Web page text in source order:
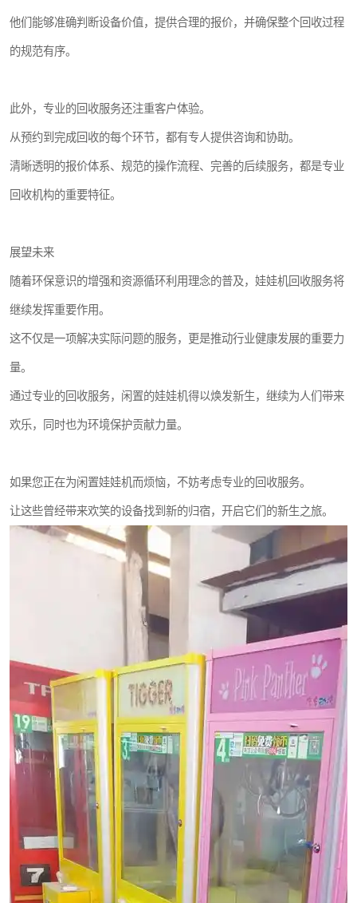
他们能够准确判断设备价值，提供合理的报价，并确保整个回收过程
的规范有序。
此外，专业的回收服务还注重客户体验。
从预约到完成回收的每个环节，都有专人提供咨询和协助。
清晰透明的报价体系、规范的操作流程、完善的后续服务，都是专业
回收机构的重要特征。
展望未来
随着环保意识的增强和资源循环利用理念的普及，娃娃机回收服务将
继续发挥重要作用。
这不仅是一项解决实际问题的服务，更是推动行业健康发展的重要力
量。
通过专业的回收服务，闲置的娃娃机得以焕发新生，继续为人们带来
欢乐，同时也为环境保护贡献力量。
如果您正在为闲置娃娃机而烦恼，不妨考虑专业的回收服务。
让这些曾经带来欢笑的设备找到新的归宿，开启它们的新生之旅。